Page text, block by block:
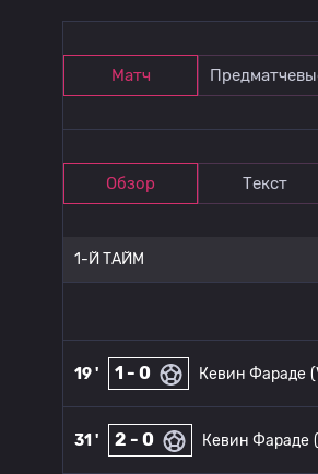
Матч
Обзор Текст
1-Й ТАЙМ
19 ' 1 - 0 Кевин Фараде
31 ' 2 - 0 Кевин Фараде